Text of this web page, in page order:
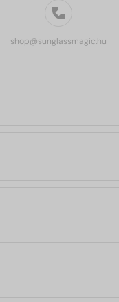
shop@sunglassmagic.hu